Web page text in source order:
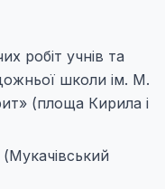
робіт учнів та
школи ім. М.
(площа Кирила і